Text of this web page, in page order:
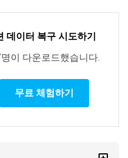
데이터 복구 시도하기
명이 다운로드했습니다.
무료 체험하기